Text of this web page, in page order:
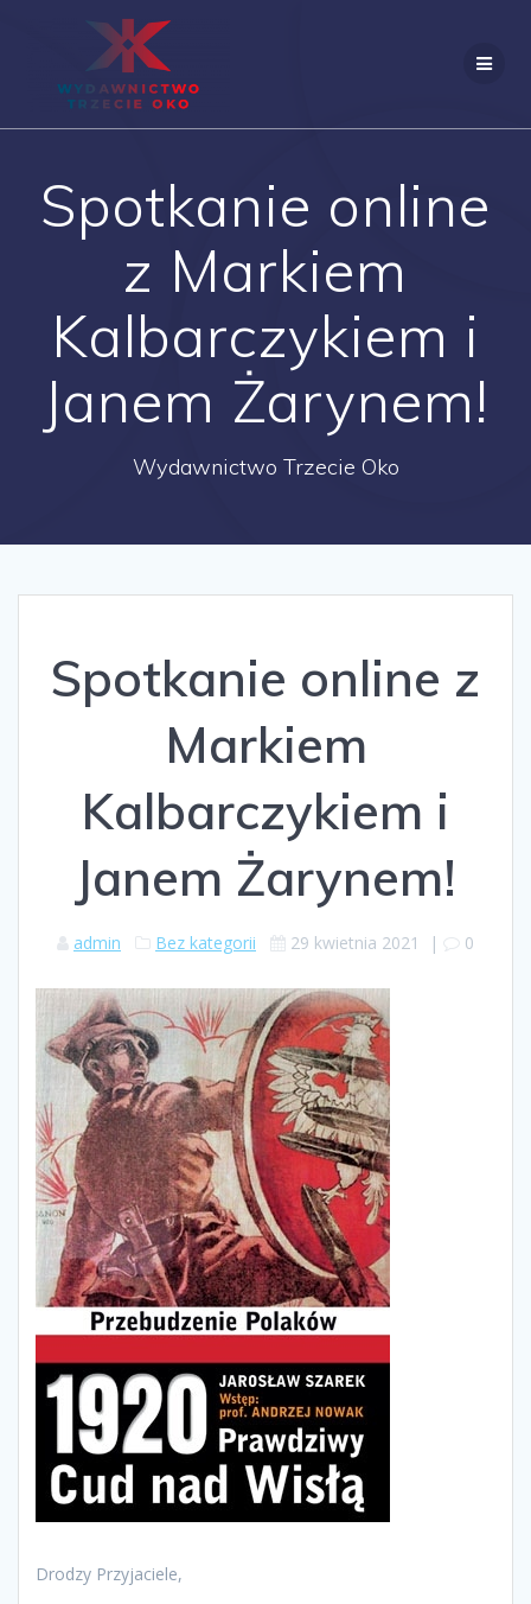
Spotkanie online
z Markiem
Kalbarczykiem i
Janem Żarynem!
Wydawnictwo Trzecie Oko
Spotkanie online z
Markiem
Kalbarczykiem i
Janem Żarynem!
admin Bez kategorii 29 kwietnia 2021 | 0
Drodzy Przyjaciele,